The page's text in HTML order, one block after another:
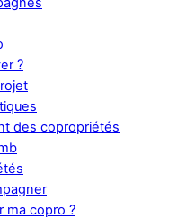
?
des copropriétés
ma copro ?